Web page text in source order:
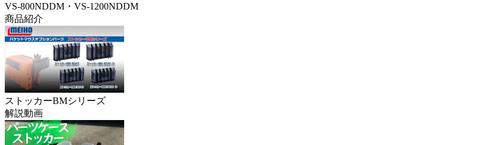
VS-800NDDM・VS-1200NDDM
商品紹介
ストッカーBMシリーズ
解説動画